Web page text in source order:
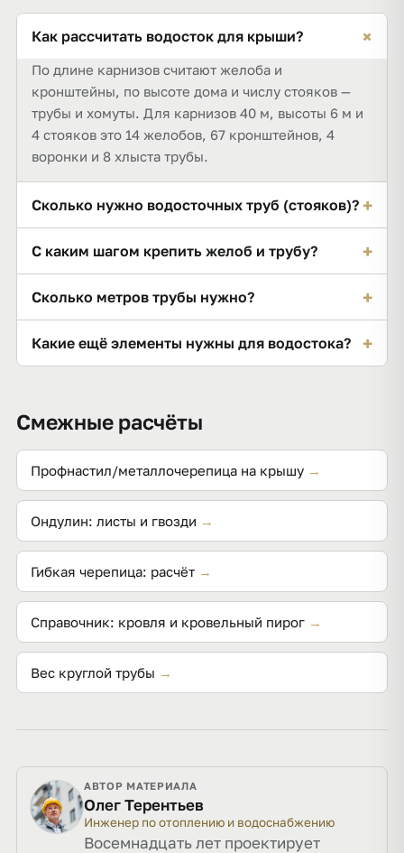
Как рассчитать водосток для крыши? +
По длине карнизов считают желоба и
кронштейны, по высоте дома и числу стояков —
трубы и хомуты. Для карнизов 40 м, высоты 6 м и
4 стояков это 14 желобов, 67 кронштейнов, 4
воронки и 8 хлыста трубы.
Сколько нужно водосточных труб (стояков)? +
или на 100 м² кровли. Для карнизов 40 м это
площади водосбора и диаметра.
С каким шагом крепить желоб и трубу? +
хомуты водосточной трубы — около 1,8 м. Для
Сколько метров трубы нужно? +
стояков. При высоте 6 м и 4 стояках это 24
Какие ещё элементы нужны для водостока? +
желоба, заглушки, тройники и соединители по
площади водосбора.
Смежные расчёты
Профнастил/металлочерепица на крышу →
Ондулин: листы и гвозди →
Гибкая черепица: расчёт →
Справочник: кровля и кровельный пирог →
Вес круглой трубы →
АВТОР МАТЕРИАЛА
Олег Терентьев
Инженер по отоплению и водоснабжению
Восемнадцать лет проектирует